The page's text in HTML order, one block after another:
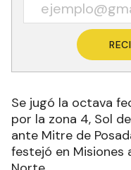
Se jugó la octava
por la zona 4, Sol
ante Mitre de
festejó en Misiones